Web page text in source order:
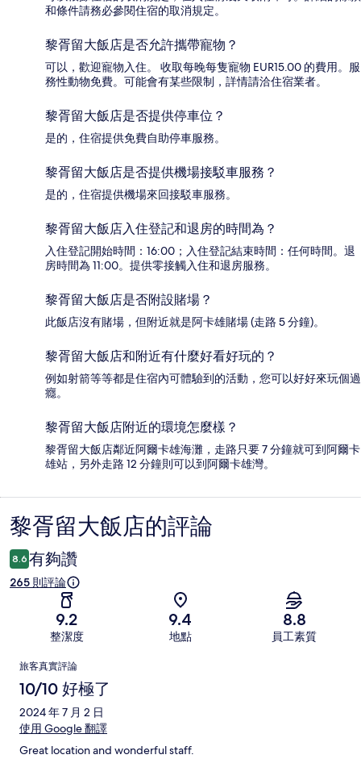
和條件請務必參閱住宿的取消規定。
黎胥留大飯店是否允許攜帶寵物？
可以，歡迎寵物入住。 收取每晚每隻寵物 EUR15.00 的費用。服
務性動物免費。可能會有某些限制，詳情請洽住宿業者。
黎胥留大飯店是否提供停車位？
是的，住宿提供免費自助停車服務。
黎胥留大飯店是否提供機場接駁車服務？
是的，住宿提供機場來回接駁車服務。
黎胥留大飯店入住登記和退房的時間為？
入住登記開始時間：16:00；入住登記結束時間：任何時間。退
房時間為 11:00。提供零接觸入住和退房服務。
黎胥留大飯店是否附設賭場？
此飯店沒有賭場，但附近就是阿卡雄賭場 (走路 5 分鐘)。
黎胥留大飯店和附近有什麼好看好玩的？
例如射箭等等都是住宿內可體驗到的活動，您可以好好來玩個過
癮。
黎胥留大飯店附近的環境怎麼樣？
黎胥留大飯店鄰近阿爾卡雄海灘，走路只要 7 分鐘就可到阿爾卡
雄站，另外走路 12 分鐘則可以到阿爾卡雄灣。
評
論
黎胥留大飯店的評論
8.6 有夠讚
265 則評論
9.2
整潔度
9.4
地點
8.8
員工素質
評
論
旅客真實評論
10/10 好極了
2024 年 7 月 2 日
使用 Google 翻譯
Great location and wonderful staff.